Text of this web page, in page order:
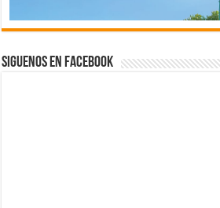
Siguenos en Facebook